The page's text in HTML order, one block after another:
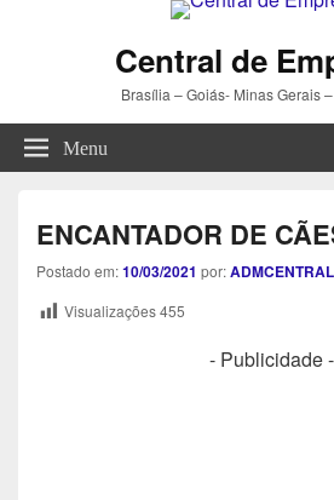
Central de
Brasília – Goiás- Minas Gerais
Menu
ENCANTADOR DE
Postado em:10/03/2021 por:ADMCENTRAL
Visualizações455
- Publicidade -